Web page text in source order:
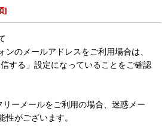
]
ンのメールアドレスをご利用場合は、
信する」設定になっていることをご確認
ーメールをご利用の場合、迷惑メー
性がございます。